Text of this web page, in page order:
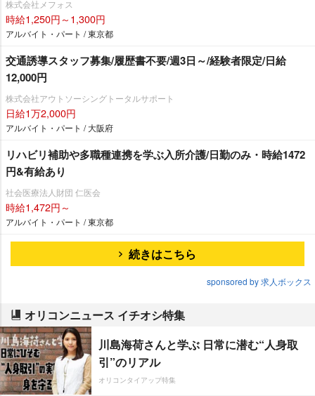
株式会社メフォス
時給1,250円～1,300円
アルバイト・パート / 東京都
交通誘導スタッフ募集/履歴書不要/週3日～/経験者限定/日給
12,000円
株式会社アウトソーシングトータルサポート
日給1万2,000円
アルバイト・パート / 大阪府
リハビリ補助や多職種連携を学ぶ入所介護/日勤のみ・時給1472
円&有給あり
社会医療法人財団 仁医会
時給1,472円～
アルバイト・パート / 東京都
続きはこちら
sponsored by 求人ボックス
オリコンニュース イチオシ特集
川島海荷さんと学ぶ 日常に潜む“人身取
引”のリアル
オリコンタイアップ特集